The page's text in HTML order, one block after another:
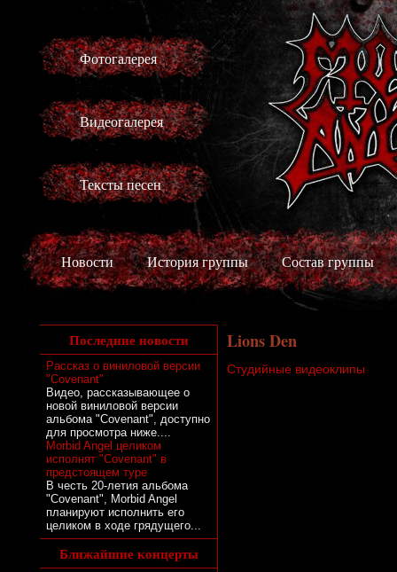
Фотогалерея
Видеогалерея
Тексты песен
Новости История группы Состав группы
Последние новости
Рассказ о виниловой версии
"Covenant"
Видео, рассказывающее о
новой виниловой версии
альбома "Covenant", доступно
для просмотра ниже....
Morbid Angel целиком
исполнят "Covenant" в
предстоящем туре
В честь 20-летия альбома
"Covenant", Morbid Angel
планируют исполнить его
целиком в ходе грядущего...
Ближайшие концерты
Lions Den
Студийные видеоклипы